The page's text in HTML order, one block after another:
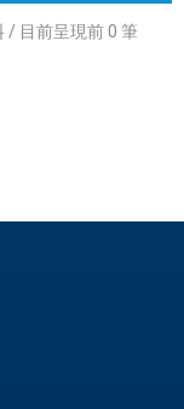
/ 目前呈現前0 筆